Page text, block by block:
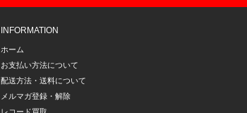
INFORMATION
ホーム
お支払い方法について
配送方法・送料について
メルマガ登録・解除